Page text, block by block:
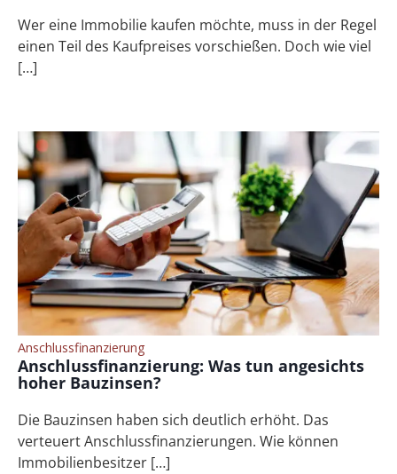
Wer eine Immobilie kaufen möchte, muss in der Regel
einen Teil des Kaufpreises vorschießen. Doch wie viel
[…]
Anschlussfinanzierung
Anschlussfinanzierung: Was tun angesichts
hoher Bauzinsen?
Die Bauzinsen haben sich deutlich erhöht. Das
verteuert Anschlussfinanzierungen. Wie können
Immobilienbesitzer […]